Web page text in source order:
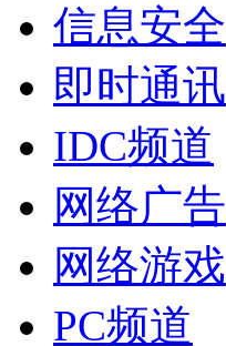
信息安全
即时通讯
IDC频道
网络广告
网络游戏
PC频道